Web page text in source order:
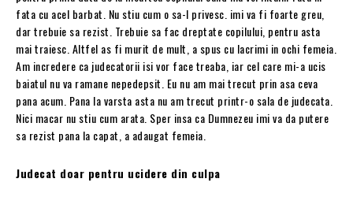
fata cu acel barbat. Nu stiu cum o sa-l privesc. imi va fi foarte greu,
dar trebuie sa rezist. Trebuie sa fac dreptate copilului, pentru asta
mai traiesc. Altfel as fi murit de mult, a spus cu lacrimi in ochi femeia.
Am incredere ca judecatorii isi vor face treaba, iar cel care mi-a ucis
baiatul nu va ramane nepedepsit. Eu nu am mai trecut prin asa ceva
pana acum. Pana la varsta asta nu am trecut printr-o sala de judecata.
Nici macar nu stiu cum arata. Sper insa ca Dumnezeu imi va da putere
sa rezist pana la capat, a adaugat femeia.
Judecat doar pentru ucidere din culpa